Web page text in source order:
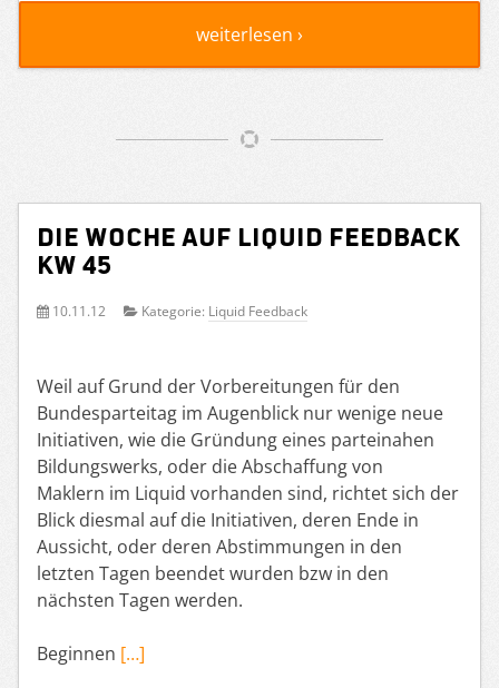
weiterlesen ›
Die Woche auf Liquid Feedback
KW 45
10.11.12 Kategorie: Liquid Feedback
Weil auf Grund der Vorbereitungen für den
Bundesparteitag im Augenblick nur wenige neue
Initiativen, wie die Gründung eines parteinahen
Bildungswerks, oder die Abschaffung von
Maklern im Liquid vorhanden sind, richtet sich der
Blick diesmal auf die Initiativen, deren Ende in
Aussicht, oder deren Abstimmungen in den
letzten Tagen beendet wurden bzw in den
nächsten Tagen werden.
Beginnen […]